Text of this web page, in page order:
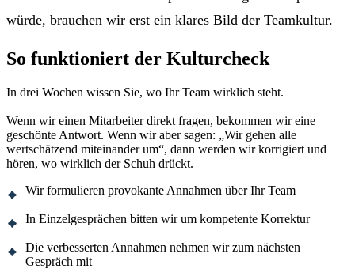
würde, brauchen wir erst ein klares Bild der Teamkultur.
So funktioniert der Kulturcheck
In drei Wochen wissen Sie, wo Ihr Team wirklich steht.
Wenn wir einen Mitarbeiter direkt fragen, bekommen wir eine
geschönte Antwort. Wenn wir aber sagen: „Wir gehen alle
wertschätzend miteinander um“, dann werden wir korrigiert und
hören, wo wirklich der Schuh drückt.
Wir formulieren provokante Annahmen über Ihr Team
In Einzelgesprächen bitten wir um kompetente Korrektur
Die verbesserten Annahmen nehmen wir zum nächsten
Gespräch mit